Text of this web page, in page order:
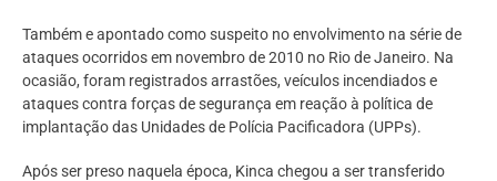
Também e apontado como suspeito no envolvimento na série de
ataques ocorridos em novembro de 2010 no Rio de Janeiro. Na
ocasião, foram registrados arrastões, veículos incendiados e
ataques contra forças de segurança em reação à política de
implantação das Unidades de Polícia Pacificadora (UPPs).
Após ser preso naquela época, Kinca chegou a ser transferido